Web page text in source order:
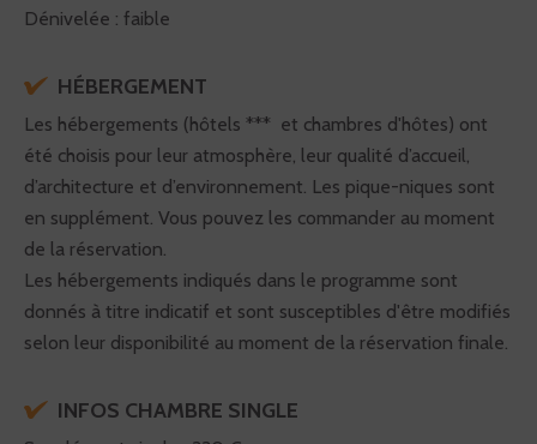
Dénivelée : faible
HÉBERGEMENT
Les hébergements (hôtels *** et chambres d'hôtes) ont
été choisis pour leur atmosphère, leur qualité d’accueil,
d’architecture et d’environnement. Les pique-niques sont
en supplément. Vous pouvez les commander au moment
de la réservation.
Les hébergements indiqués dans le programme sont
donnés à titre indicatif et sont susceptibles d'être modifiés
selon leur disponibilité au moment de la réservation finale.
INFOS CHAMBRE SINGLE